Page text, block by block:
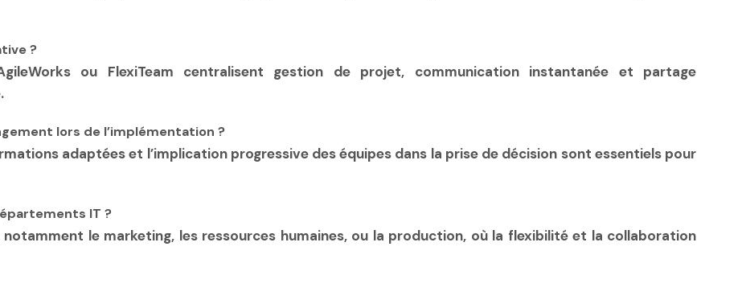
?
ou FlexiTeam centralisent gestion de projet, communication instantanée et partage
lors de l’implémentation ?
adaptées et l’implication progressive des équipes dans la prise de décision sont essentiels pour
IT ?
notamment le marketing, les ressources humaines, ou la production, où la flexibilité et la collaboration